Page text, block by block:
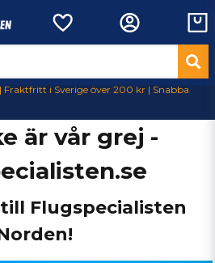
Fraktfritt i Sverige över 200 kr | Snabba
är vår grej -
Flugspecialisten